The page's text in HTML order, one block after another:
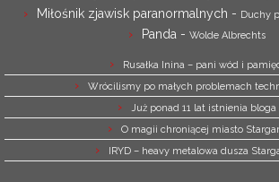
Miłośnik zjawisk paranormalnych - Duchy
Panda - Wolde Albrechts
Rusałka Inina – pani wód i
Wrócilismy po małych problemach
Już ponad 11 lat istnienia bloga
O magii chroniącej miasto
IRYD – heavy metalowa dusza